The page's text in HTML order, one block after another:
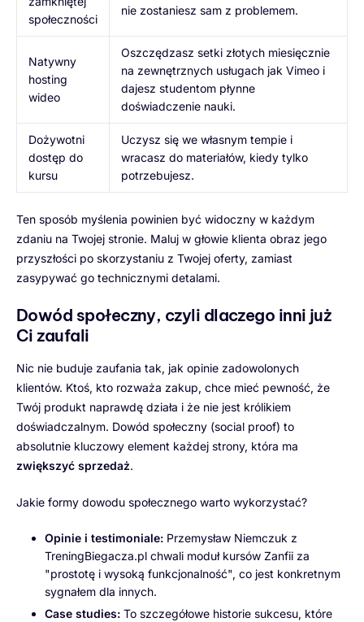
społeczności
nie zostaniesz sam z problemem.
Natywny
hosting
wideo
Oszczędzasz setki złotych miesięcznie
na zewnętrznych usługach jak Vimeo i
dajesz studentom płynne
doświadczenie nauki.
Dożywotni
dostęp do
kursu
Uczysz się we własnym tempie i
wracasz do materiałów, kiedy tylko
potrzebujesz.
Ten sposób myślenia powinien być widoczny w każdym
zdaniu na Twojej stronie. Maluj w głowie klienta obraz jego
przyszłości po skorzystaniu z Twojej oferty, zamiast
zasypywać go technicznymi detalami.
Dowód społeczny, czyli dlaczego inni już
Ci zaufali
Nic nie buduje zaufania tak, jak opinie zadowolonych
klientów. Ktoś, kto rozważa zakup, chce mieć pewność, że
Twój produkt naprawdę działa i że nie jest królikiem
doświadczalnym. Dowód społeczny (social proof) to
absolutnie kluczowy element każdej strony, która ma
zwiększyć sprzedaż.
Jakie formy dowodu społecznego warto wykorzystać?
Opinie i testimoniale: Przemysław Niemczuk z
TreningBiegacza.pl chwali moduł kursów Zanfii za
"prostotę i wysoką funkcjonalność", co jest konkretnym
sygnałem dla innych.
Case studies: To szczegółowe historie sukcesu, które